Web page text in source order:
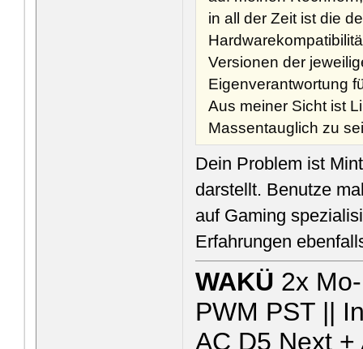
in all der Zeit ist die
Versionen der
Eigenverantwortung
Aus meiner Sicht ist
Massentauglich zu
Dein Problem ist
darstellt. Benutze
auf Gaming
Erfahrungen
WAKÜ 2x
PWM PST ||
AC D5 Next